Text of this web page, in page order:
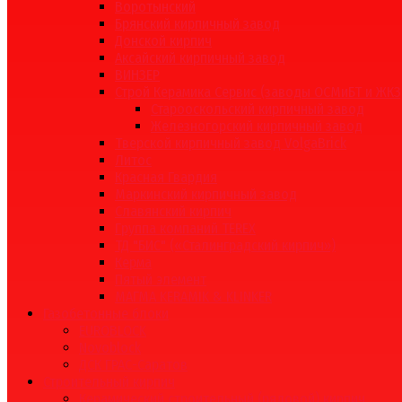
Воротынский
Брянский кирпичный завод
Донской кирпич
Аксайский кирпичный завод
ВИНЗЕР
Строй Керамика Сервис (заводы ОСМиБТ и
Старооскольский кирпичный завод
Железногорский кирпичный завод
Тверской кирпичный завод VolgaBrick
Литос
Красная Гвардия
Маркинский кирпичный завод
Славянский кирпич
Группа компаний TEREX
ТД "БИС" («Сталинградский кирпич»)
Керма
Пятый элемент